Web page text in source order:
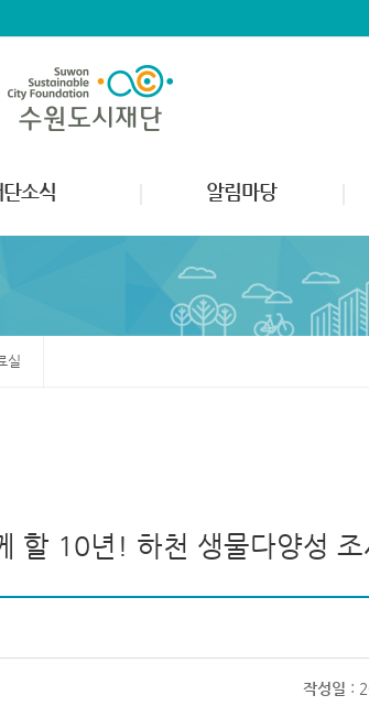
소식 알림마당
실
할 10년! 하천 생물다양성
작성일 :